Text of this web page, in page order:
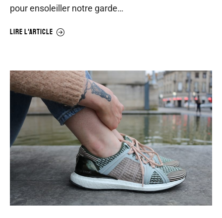
pour ensoleiller notre garde…
LIRE L'ARTICLE